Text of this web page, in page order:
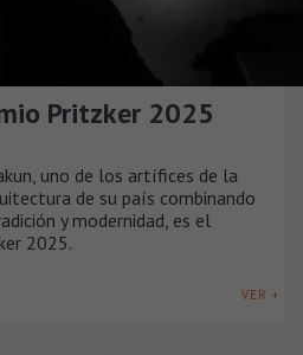
Pritzker 2025
uno de los artífices de la
de su país combinando
y modernidad, es el
2025.
VER +